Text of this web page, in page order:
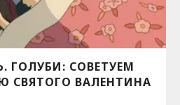
ГОЛУБИ: СОВЕТУЕМ
ВАЛЕНТИНА